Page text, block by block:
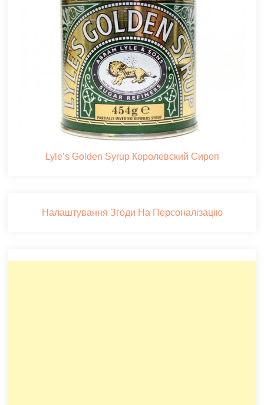
Lyle’s Golden Syrup Королевский Сироп
Налаштування Згоди На Персоналізацію